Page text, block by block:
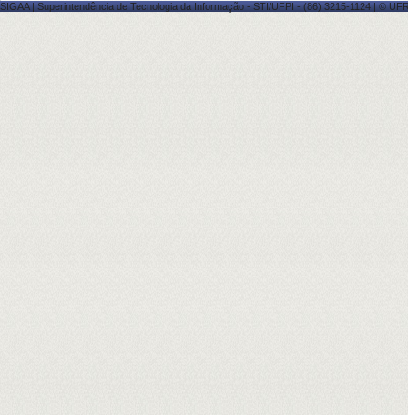
SIGAA | Superintendência de Tecnologia da Informação - STI/UFPI - (86) 3215-1124 | ©